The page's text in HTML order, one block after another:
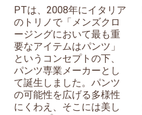
PTは、2008年にイタリア
のトリノで「メンズクロ
ージングにおいて最も重
要なアイテムはパンツ」
というコンセプトの下、
パンツ専業メーカーとし
て誕生しました。パンツ
の可能性を広げる多様性
にくわえ、そこには美し